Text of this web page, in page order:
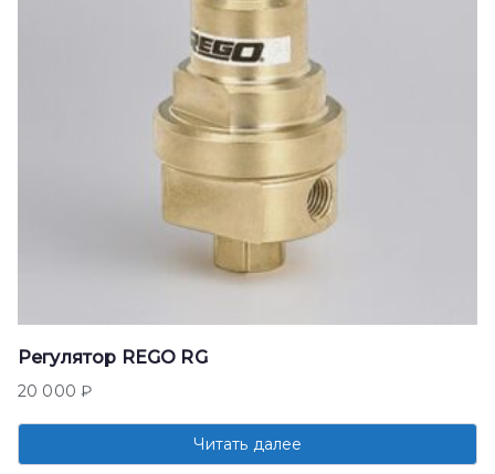
Регулятор REGO RG
20 000₽
Читать далее